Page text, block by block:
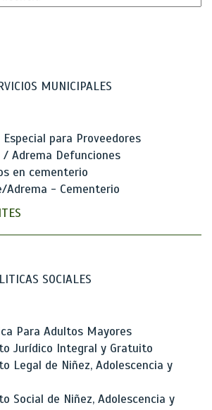
MUNICIPALES
para Proveedores
/ Adrema Defunciones
en cementerio
Adrema - Cementerio
SOCIALES
Para Adultos Mayores
Jurídico Integral y Gratuito
Legal de Niñez, Adolescencia y
Social de Niñez, Adolescencia y